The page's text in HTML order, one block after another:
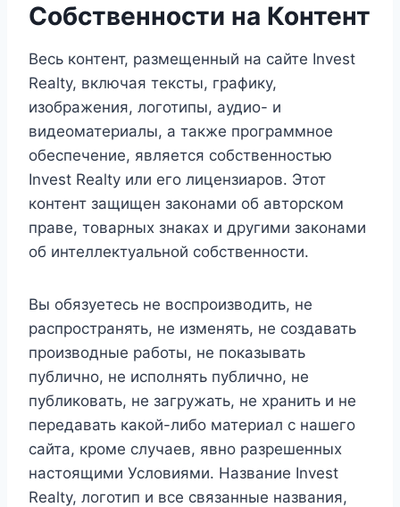
Собственности на Контент
Весь контент, размещенный на сайте Invest
Realty, включая тексты, графику,
изображения, логотипы, аудио- и
видеоматериалы, а также программное
обеспечение, является собственностью
Invest Realty или его лицензиаров. Этот
контент защищен законами об авторском
праве, товарных знаках и другими законами
об интеллектуальной собственности.
Вы обязуетесь не воспроизводить, не
распространять, не изменять, не создавать
производные работы, не показывать
публично, не исполнять публично, не
публиковать, не загружать, не хранить и не
передавать какой-либо материал с нашего
сайта, кроме случаев, явно разрешенных
настоящими Условиями. Название Invest
Realty, логотип и все связанные названия,